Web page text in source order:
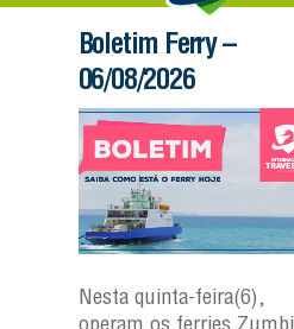
Boletim Ferry –
06/08/2026
Nesta quinta-feira(6),